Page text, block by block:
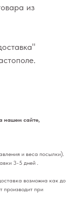
из
нашем сайте,
и веса посылки).
3-5 дней .
возможна как до
производит при